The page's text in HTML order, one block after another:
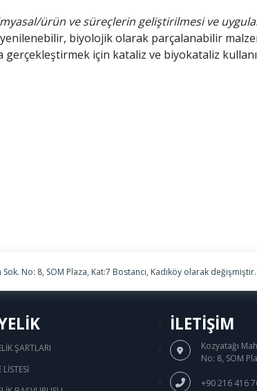
ürün ve süreçlerin geliştirilmesi ve
yenilenebilir, biyolojik olarak parçalanabilir
gerçekleştirmek için kataliz ve biyokataliz
No: 8, SOM Plaza, Kat:7 Bostancı, Kadıköy olarak değişmiştir.
ŞARTLARI
LİSTESİ
İLETİŞİM
Kozyatağı
No: 8, SOM
+90 216 416